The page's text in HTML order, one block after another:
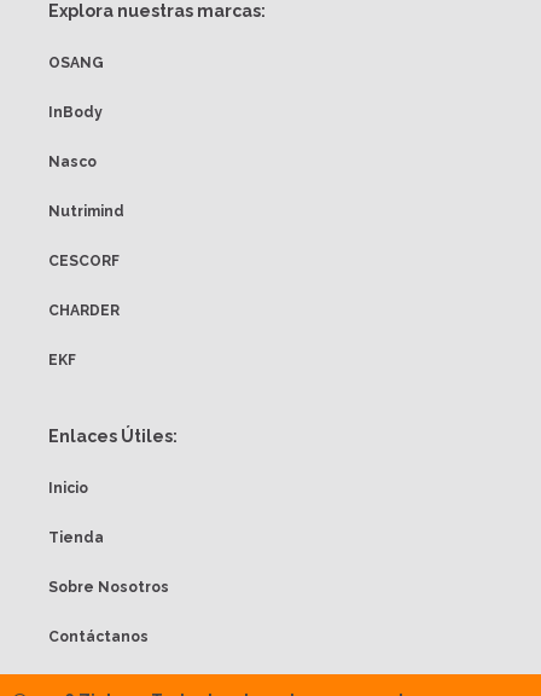
Explora nuestras marcas:
OSANG
InBody
Nasco
Nutrimind
CESCORF
CHARDER
EKF
Enlaces Útiles:
Inicio
Tienda
Sobre Nosotros
Contáctanos